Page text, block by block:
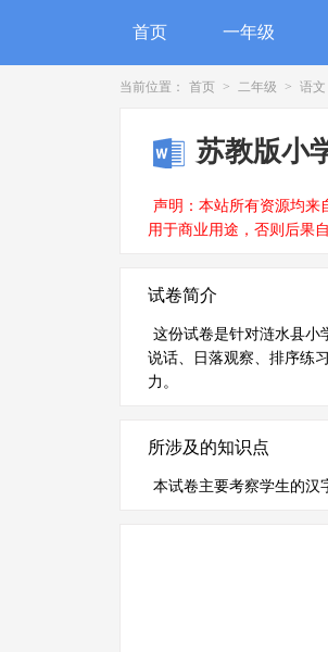
首页 一年级
当前位置： 首页 > 二年级 > 语文
苏教版小
声明：本站所有资源均来
用于商业用途，否则后果自
试卷简介
这份试卷是针对涟水县小
说话、日落观察、排序练
力。
所涉及的知识点
本试卷主要考察学生的汉